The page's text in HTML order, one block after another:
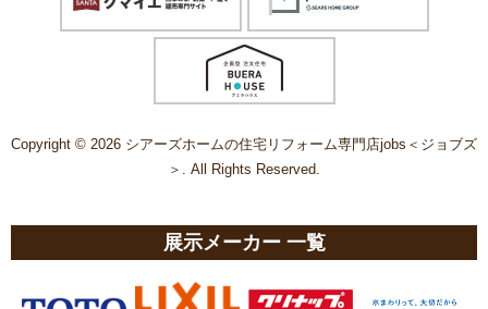
Copyright © 2026 シアーズホームの住宅リフォーム専門店jobs＜ジョブズ
＞. All Rights Reserved.
展示メーカー 一覧